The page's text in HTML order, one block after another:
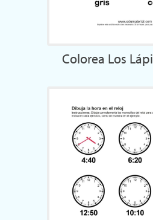
Colorea Los